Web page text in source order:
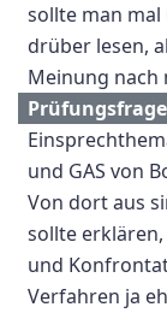
sollte man
drüber lesen,
Meinung nach
und GAS von
Von dort aus
sollte
und
Verfahren ja